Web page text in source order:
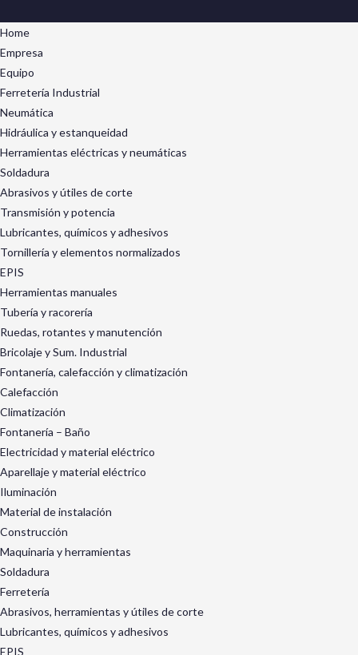
Home
Empresa
Equipo
Ferretería Industrial
Neumática
Hidráulica y estanqueidad
Herramientas eléctricas y neumáticas
Soldadura
Abrasivos y útiles de corte
Transmisión y potencia
Lubricantes, químicos y adhesivos
Tornillería y elementos normalizados
EPIS
Herramientas manuales
Tubería y racorería
Ruedas, rotantes y manutención
Bricolaje y Sum. Industrial
Fontanería, calefacción y climatización
Calefacción
Climatización
Fontanería – Baño
Electricidad y material eléctrico
Aparellaje y material eléctrico
Iluminación
Material de instalación
Construcción
Maquinaria y herramientas
Soldadura
Ferretería
Abrasivos, herramientas y útiles de corte
Lubricantes, químicos y adhesivos
EPIS